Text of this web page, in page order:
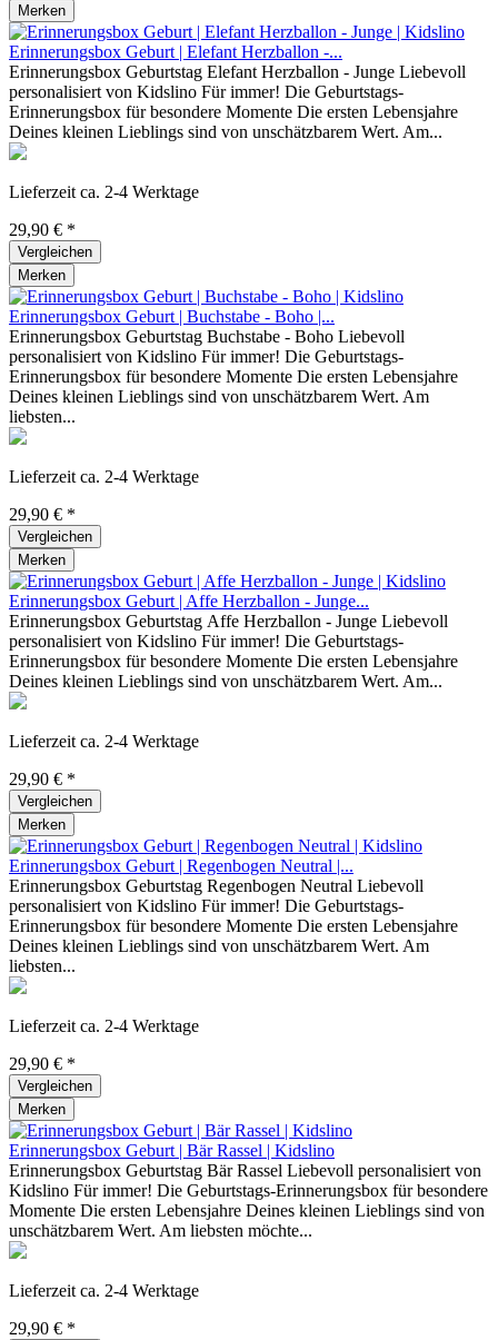
Merken
Erinnerungsbox Geburt | Elefant Herzballon -...
Erinnerungsbox Geburtstag Elefant Herzballon - Junge Liebevoll
personalisiert von Kidslino Für immer! Die Geburtstags-
Erinnerungsbox für besondere Momente Die ersten Lebensjahre
Deines kleinen Lieblings sind von unschätzbarem Wert. Am...
Lieferzeit ca. 2-4 Werktage
29,90 € *
Vergleichen
Merken
Erinnerungsbox Geburt | Buchstabe - Boho |...
Erinnerungsbox Geburtstag Buchstabe - Boho Liebevoll
personalisiert von Kidslino Für immer! Die Geburtstags-
Erinnerungsbox für besondere Momente Die ersten Lebensjahre
Deines kleinen Lieblings sind von unschätzbarem Wert. Am
liebsten...
Lieferzeit ca. 2-4 Werktage
29,90 € *
Vergleichen
Merken
Erinnerungsbox Geburt | Affe Herzballon - Junge...
Erinnerungsbox Geburtstag Affe Herzballon - Junge Liebevoll
personalisiert von Kidslino Für immer! Die Geburtstags-
Erinnerungsbox für besondere Momente Die ersten Lebensjahre
Deines kleinen Lieblings sind von unschätzbarem Wert. Am...
Lieferzeit ca. 2-4 Werktage
29,90 € *
Vergleichen
Merken
Erinnerungsbox Geburt | Regenbogen Neutral |...
Erinnerungsbox Geburtstag Regenbogen Neutral Liebevoll
personalisiert von Kidslino Für immer! Die Geburtstags-
Erinnerungsbox für besondere Momente Die ersten Lebensjahre
Deines kleinen Lieblings sind von unschätzbarem Wert. Am
liebsten...
Lieferzeit ca. 2-4 Werktage
29,90 € *
Vergleichen
Merken
Erinnerungsbox Geburt | Bär Rassel | Kidslino
Erinnerungsbox Geburtstag Bär Rassel Liebevoll personalisiert von
Kidslino Für immer! Die Geburtstags-Erinnerungsbox für besondere
Momente Die ersten Lebensjahre Deines kleinen Lieblings sind von
unschätzbarem Wert. Am liebsten möchte...
Lieferzeit ca. 2-4 Werktage
29,90 € *